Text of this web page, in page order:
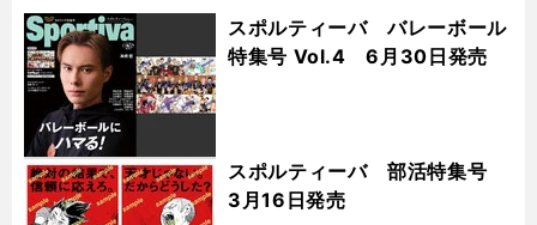
スポルティーバ バレーボール
特集号 Vol.4 6月30日発売
スポルティーバ 部活特集号
3月16日発売